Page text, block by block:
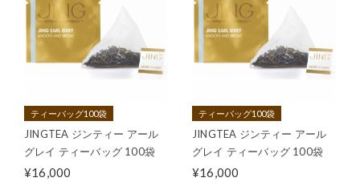
ティーバッグ100袋
JINGTEA ジンティー アール
グレイ ティーバッグ 100袋
¥16,000
ティーバッグ100袋
JINGTEA ジンティー アール
グレイ ティーバッグ 100袋
¥16,000